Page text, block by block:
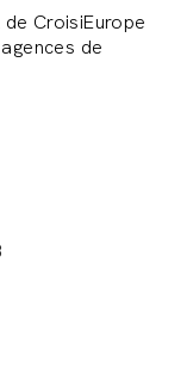
CroisiEurope
de